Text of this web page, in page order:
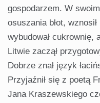
gospodarzem. W
osuszania błot,
wybudował cukrownię,
Litwie zaczął
Dobrze znał język
Przyjaźnił się z poetą
Jana Kraszewskiego